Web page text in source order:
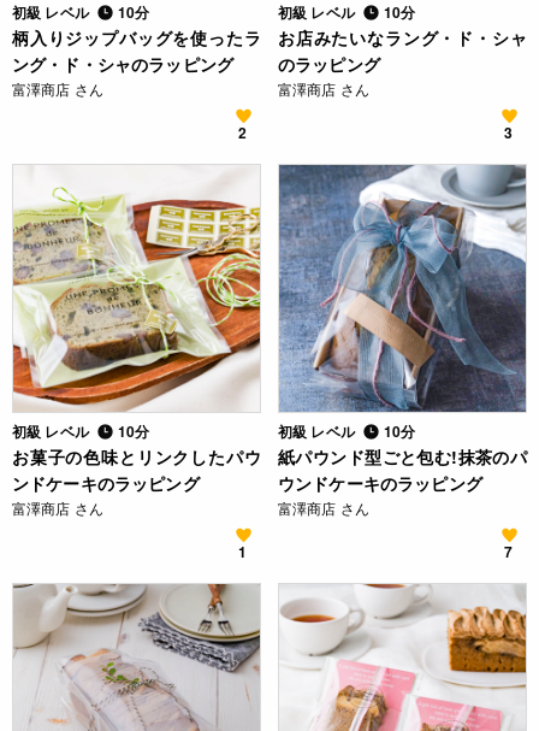
初級 レベル 10分
柄入りジップバッグを使ったラ
ング・ド・シャのラッピング
富澤商店 さん
2
初級 レベル 10分
お店みたいなラング・ド・シャ
のラッピング
富澤商店 さん
3
初級 レベル 10分
お菓子の色味とリンクしたパウ
ンドケーキのラッピング
富澤商店 さん
1
初級 レベル 10分
紙パウンド型ごと包む!抹茶のパ
ウンドケーキのラッピング
富澤商店 さん
7